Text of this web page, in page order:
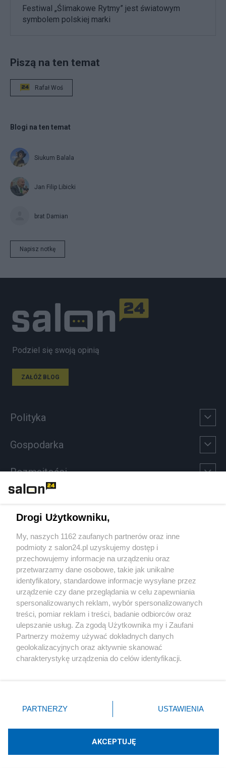
Festiwal „Ślimakowe Rytmy” jest światowym
symbolem polskiej marki
Piszą na ten temat
Rafał Woś
Blogi na ten temat
Siukum Balala
Jan Filip Libicki
brat Damian
Napisz notkę
Podziel się swoją opinią
ZAŁÓŻ BLOG
Polityka
Gospodarka
Rozmaitości
Sport
Społeczeństwo
Kultura
X Facebook Instagram Youtube
Technologię dostarcza:W3media.pl
Drogi Użytkowniku,
My, naszych 1162 zaufanych partnerów oraz inne
podmioty z salon24.pl uzyskujemy dostęp i
przechowujemy informacje na urządzeniu oraz
przetwarzamy dane osobowe, takie jak unikalne
identyfikatory, standardowe informacje wysyłane przez
urządzenie czy dane przeglądania w celu zapewniania
spersonalizowanych reklam, wybór spersonalizowanych
treści, pomiar reklam i treści, badanie odbiorców oraz
ulepszanie usług. Za zgodą Użytkownika my i Zaufani
Partnerzy możemy używać dokładnych danych
geolokalizacyjnych oraz aktywnie skanować
charakterystykę urządzenia do celów identyfikacji.
zmienić/wycofać klikając przycisk ustawień prywatności
znajdujący się w lewym dolnym rogu strony
rodzaje przetwarzania danych nie wymagają zgody
użytkownika, ale masz prawo sprzeciwić się takiemu
PARTNERZY USTAWIENIA
AKCEPTUJĘ